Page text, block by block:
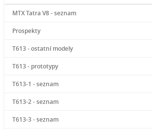
MTX Tatra V8 - seznam
Prospekty
T613 - ostatní modely
T613 - prototypy
T613-1 - seznam
T613-2 - seznam
T613-3 - seznam